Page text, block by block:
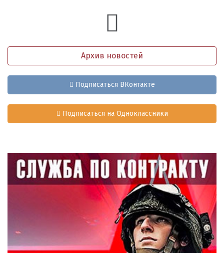
Архив новостей
Подписаться ВКонтакте
Подписаться на Одноклассники